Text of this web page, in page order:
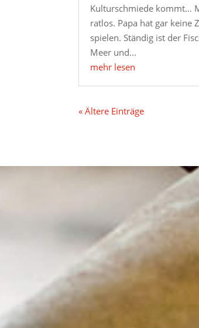
Kulturschmiede kommt…
ratlos. Papa hat gar keine
spielen. Ständig ist der
Meer und...
mehr lesen
« Ältere Einträge